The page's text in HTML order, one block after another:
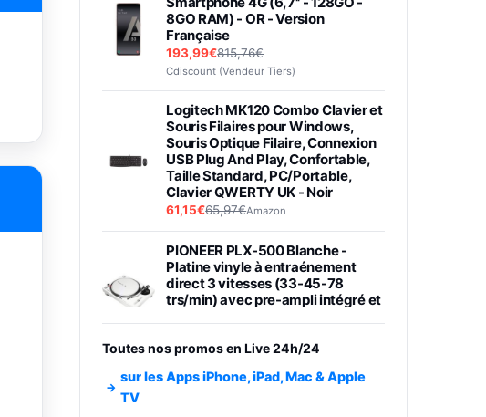
8GO RAM) - OR - Version
Française
193,99€815,76€
Cdiscount (Vendeur Tiers)
Logitech MK120 Combo Clavier et
Souris Filaires pour Windows,
Souris Optique Filaire, Connexion
USB Plug And Play, Confortable,
Taille Standard, PC/Portable,
Clavier QWERTY UK - Noir
61,15€65,97€Amazon
PIONEER PLX-500 Blanche -
Platine vinyle à entraénement
direct 3 vitesses (33-45-78
trs/min) avec pre-ampli intégré et
Smartphone SAMSUNG Galaxy
Toutes nos promos en Live 24h/24
sur les Apps iPhone, iPad, Mac & Apple
TV